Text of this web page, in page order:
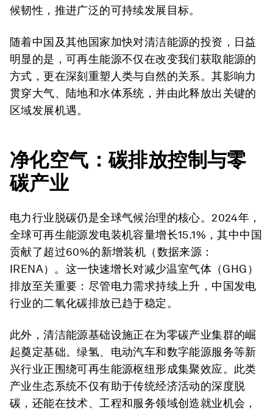
候韧性，推进广泛的可持续发展目标。
随着中国及其他国家加快对清洁能源的投资，日益
明显的是，可再生能源不仅在改变我们获取能源的
方式，更在深刻重塑人类与自然的关系。其影响力
贯穿大气、陆地和水体系统，并由此释放出关键的
区域发展机遇。
净化空气 ：碳排放控制与零
碳产业
电力行业脱碳仍是全球气候治理的核心。2024年，
全球可再生能源发电装机容量增长15.1%，其中中国
贡献了超过60%的新增装机（数据来源：
IRENA）。这一快速增长对减少温室气体（GHG）
排放至关重要：尽管电力需求持续上升，中国发电
行业的二氧化碳排放已趋于稳定。
此外，清洁能源基础设施正在为零碳产业集群的崛
起奠定基础。绿氢、电动汽车和数字能源服务等新
兴行业正围绕可再生能源枢纽形成集聚效应。此类
产业生态系统不仅有助于传统经济活动的深度脱
碳，还能在技术、工程和服务领域创造就业机会，